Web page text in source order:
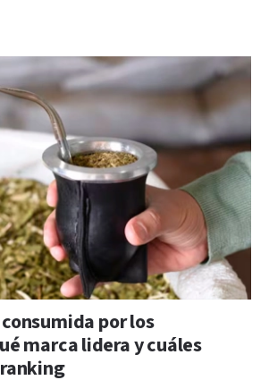
por los
marca lidera y cuáles